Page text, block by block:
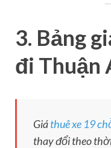
3. Bảng
đi Thuận
Giáthuê xe 19
thay đổi theo